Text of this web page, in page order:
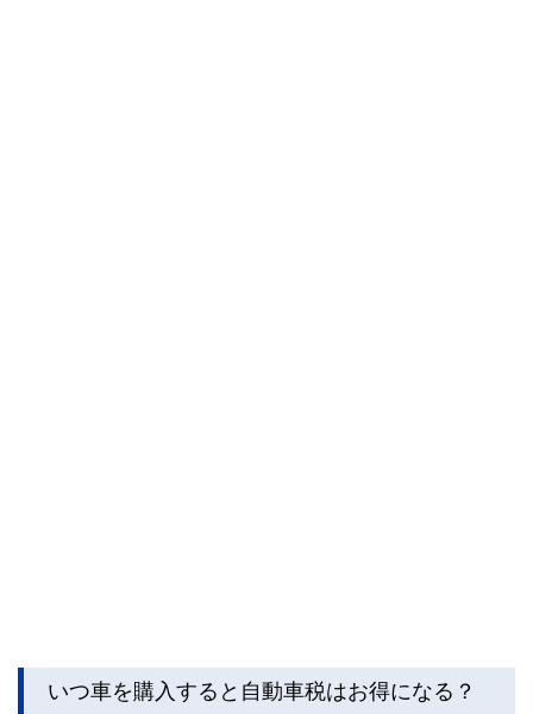
いつ車を購入すると自動車税はお得になる？